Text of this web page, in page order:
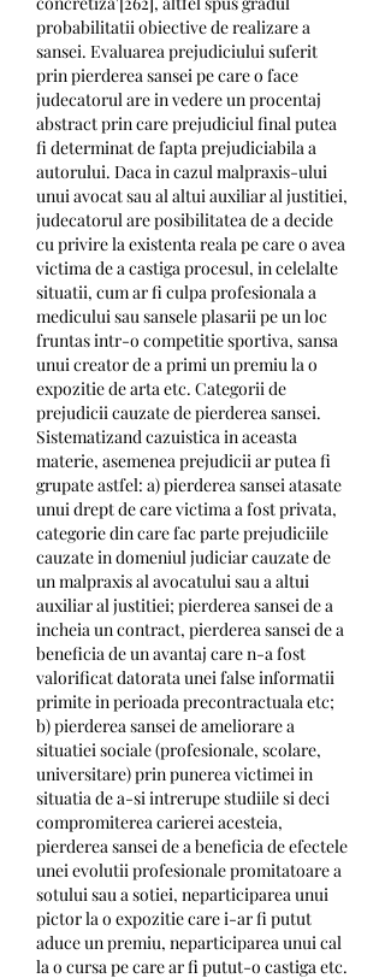
probabilitatii obiective de realizare a
sansei. Evaluarea prejudiciului suferit
prin pierderea sansei pe care o face
judecatorul are in vedere un procentaj
abstract prin care prejudiciul final putea
fi determinat de fapta prejudiciabila a
autorului. Daca in cazul malpraxis-ului
unui avocat sau al altui auxiliar al justitiei,
judecatorul are posibilitatea de a decide
cu privire la existenta reala pe care o avea
victima de a castiga procesul, in celelalte
situatii, cum ar fi culpa profesionala a
medicului sau sansele plasarii pe un loc
fruntas intr-o competitie sportiva, sansa
unui creator de a primi un premiu la o
expozitie de arta etc. Categorii de
prejudicii cauzate de pierderea sansei.
Sistematizand cazuistica in aceasta
materie, asemenea prejudicii ar putea fi
grupate astfel: a) pierderea sansei atasate
unui drept de care victima a fost privata,
categorie din care fac parte prejudiciile
cauzate in domeniul judiciar cauzate de
un malpraxis al avocatului sau a altui
auxiliar al justitiei; pierderea sansei de a
incheia un contract, pierderea sansei de a
beneficia de un avantaj care n-a fost
valorificat datorata unei false informatii
primite in perioada precontractuala etc;
b) pierderea sansei de ameliorare a
situatiei sociale (profesionale, scolare,
universitare) prin punerea victimei in
situatia de a-si intrerupe studiile si deci
compromiterea carierei acesteia,
pierderea sansei de a beneficia de efectele
unei evolutii profesionale promitatoare a
sotului sau a sotiei, neparticiparea unui
pictor la o expozitie care i-ar fi putut
aduce un premiu, neparticiparea unui cal
la o cursa pe care ar fi putut-o castiga etc.